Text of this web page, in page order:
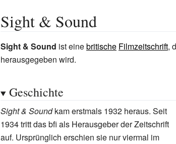
Sight & Sound
Sight & Sound ist einebritische Filmzeitschrift,
herausgegeben wird.
Geschichte
Sight & Soundkam erstmals 1932 heraus. Seit
1934 tritt das bfi als Herausgeber der Zeitschrift
auf. Ursprünglich erschien sie nur viermal im